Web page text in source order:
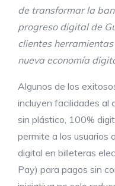
de transformar la
progreso digital de
clientes
nueva economía
Algunos de los
incluyen facilidades al
sin plástico, 100%
permite a los usuarios
digital en billeteras
Pay) para pagos sin